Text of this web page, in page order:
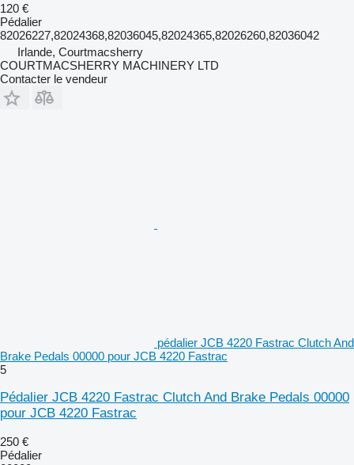
120 €
Pédalier
82026227,82024368,82036045,82024365,82026260,82036042
Irlande, Courtmacsherry
COURTMACSHERRY MACHINERY LTD
Contacter le vendeur
pédalier JCB 4220 Fastrac Clutch And
Brake Pedals 00000 pour JCB 4220 Fastrac
5
Pédalier JCB 4220 Fastrac Clutch And Brake Pedals 00000
pour JCB 4220 Fastrac
250 €
Pédalier